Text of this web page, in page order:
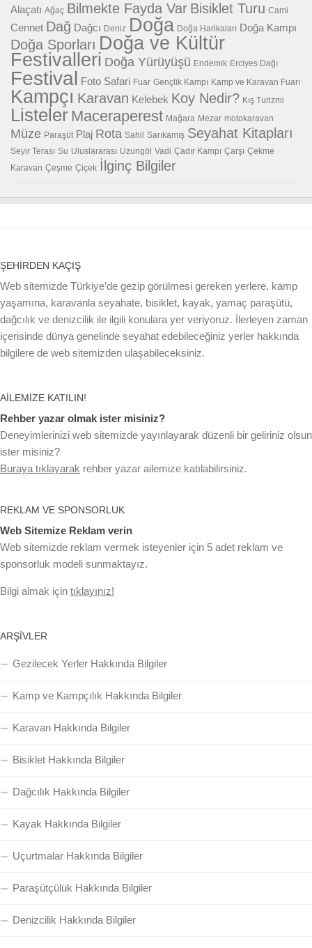
Alaçatı Ağaç Bilmekte Fayda Var Bisiklet Turu Cami
Cennet Dağ Dağcı Deniz Doğa Doğa Harikaları Doğa Kampı
Doğa Sporları Doğa ve Kültür
Festivalleri Doğa Yürüyüşü Endemik Erciyes Dağı
Festival Foto Safari Fuar Gençlik Kampı Kamp ve Karavan Fuarı
Kampçı Karavan Kelebek Koy Nedir? Kış Turizmi
Listeler Maceraperest Mağara Mezar motokaravan
Müze Paraşüt Plaj Rota Sahil Sarıkamış Seyahat Kitapları
Seyir Terası Su Uluslararası Uzungöl Vadi Çadır Kampı Çarşı Çekme
Karavan Çeşme Çiçek İlginç Bilgiler
ŞEHIRDEN KAÇIŞ
Web sitemizde Türkiye’de gezip görülmesi gereken yerlere, kamp
yaşamına, karavanla seyahate, bisiklet, kayak, yamaç paraşütü,
dağcılık ve denizcilik ile ilgili konulara yer veriyoruz. İlerleyen zaman
içerisinde dünya genelinde seyahat edebileceğiniz yerler hakkında
bilgilere de web sitemizden ulaşabileceksiniz.
AILEMIZE KATILIN!
Rehber yazar olmak ister misiniz?
Deneyimlerinizi web sitemizde yayınlayarak düzenli bir geliriniz olsun
ister misiniz?
Buraya tıklayarak rehber yazar ailemize katılabilirsiniz.
REKLAM VE SPONSORLUK
Web Sitemize Reklam verin
Web sitemizde reklam vermek isteyenler için 5 adet reklam ve
sponsorluk modeli sunmaktayız.
Bilgi almak için tıklayınız!
ARŞIVLER
Gezilecek Yerler Hakkında Bilgiler
Kamp ve Kampçılık Hakkında Bilgiler
Karavan Hakkında Bilgiler
Bisiklet Hakkında Bilgiler
Dağcılık Hakkında Bilgiler
Kayak Hakkında Bilgiler
Uçurtmalar Hakkında Bilgiler
Paraşütçülük Hakkında Bilgiler
Denizcilik Hakkında Bilgiler